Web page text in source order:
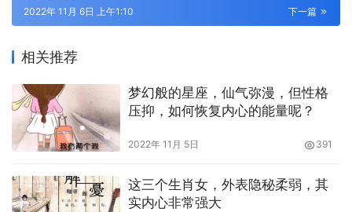
下一篇
2022年 11月 6日 上午1:10
相关推荐
梦幻般的星座，仙气弥漫，但性格
压抑，如何恢复内心的能量呢？
2022年 11月 5日 391
这三个生肖女，外表隐秘柔弱，其
实内心非常强大